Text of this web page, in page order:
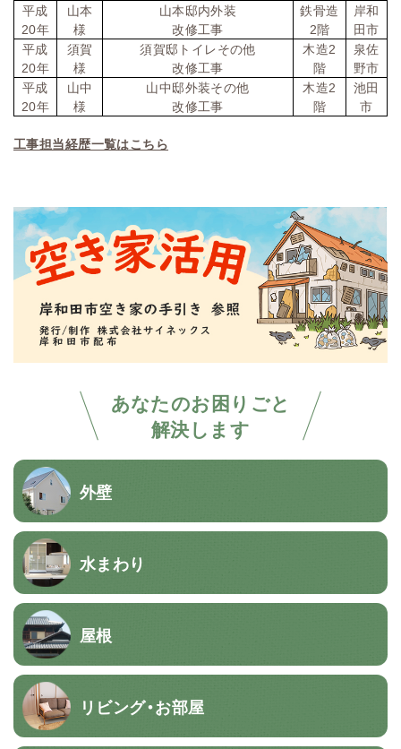
あなたのお困りごと
解決します
外壁
水まわり
屋根
リビング・お部屋
平成
20年
山本
様
山本邸内外装
改修工事
鉄骨造
2階
岸和
田市
平成
20年
須賀
様
須賀邸トイレその他
改修工事
木造2
階
泉佐
野市
平成
20年
山中
様
山中邸外装その他
改修工事
木造2
階
池田
市
工事担当経歴一覧はこちら